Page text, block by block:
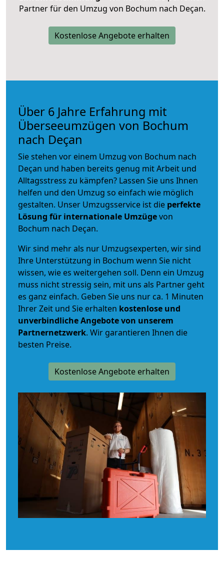
Partner für den Umzug von Bochum nach Deçan.
Kostenlose Angebote erhalten
Über 6 Jahre Erfahrung mit
Überseeumzügen von Bochum
nach Deçan
Sie stehen vor einem Umzug von Bochum nach
Deçan und haben bereits genug mit Arbeit und
Alltagsstress zu kämpfen? Lassen Sie uns Ihnen
helfen und den Umzug so einfach wie möglich
gestalten. Unser Umzugsservice ist die perfekte
Lösung für internationale Umzügevon
Bochum nach Deçan.
Wir sind mehr als nur Umzugsexperten, wir sind
Ihre Unterstützung in Bochum wenn Sie nicht
wissen, wie es weitergehen soll. Denn ein Umzug
muss nicht stressig sein, mit uns als Partner geht
es ganz einfach. Geben Sie uns nur ca. 1 Minuten
Ihrer Zeit und Sie erhalten kostenlose und
unverbindlicheAngebote von unserem
Partnernetzwerk. Wir garantieren Ihnen die
besten Preise.
Kostenlose Angebote erhalten